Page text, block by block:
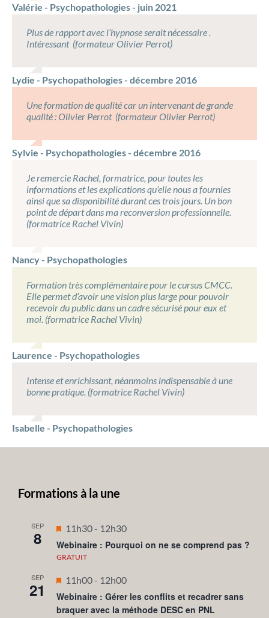
Valérie - Psychopathologies - juin 2021
Plus de rapport avec l’hypnose serait nécessaire .
Intéressant (formateur Olivier Perrot)
Lydie - Psychopathologies - décembre 2016
Une formation de qualité car un intervenant de grande
qualité : Olivier Perrot (formateur Olivier Perrot)
Sylvie - Psychopathologies - décembre 2016
Je remercie Rachel, formatrice, pour toutes les
informations et les explications qu’elle nous a fournies
ainsi que sa disponibilité durant ces trois jours. Un bon
point de départ dans ma reconversion professionnelle.
(formatrice Rachel Vivin)
Nancy - Psychopathologies
Formation très complémentaire pour le cursus CMCC.
Elle permet d’avoir une vision plus large pour pouvoir
recevoir du public dans un cadre sécurisé pour eux et
moi. (formatrice Rachel Vivin)
Laurence - Psychopathologies
Intense et enrichissant, néanmoins indispensable à une
bonne pratique. (formatrice Rachel Vivin)
Isabelle - Psychopathologies
Formations à la une
SEP
8
Mis
en
avant
11h30- 12h30
Webinaire : Pourquoi on ne se comprend pas ?
GRATUIT
SEP
21
Mis
en
avant
11h00- 12h00
Webinaire : Gérer les conflits et recadrer sans
braquer avec la méthode DESC en PNL